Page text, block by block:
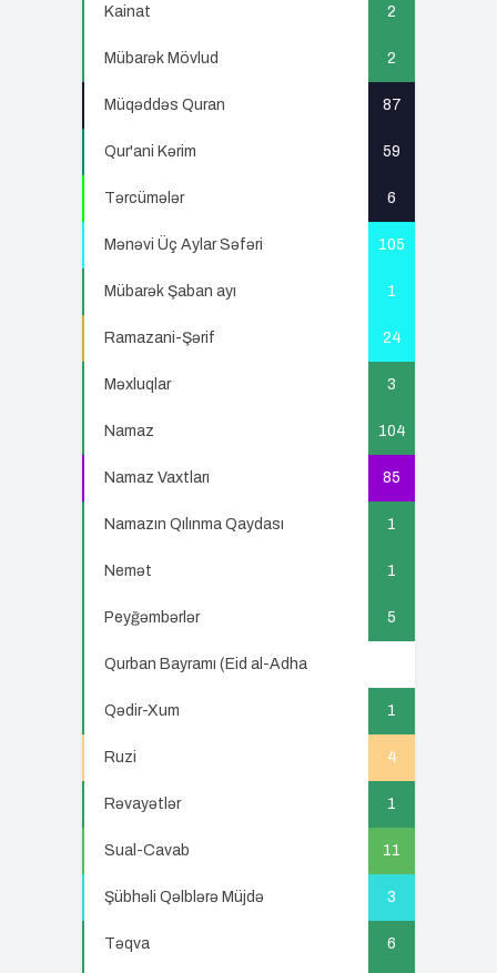
Kainat 2
Mübarək Mövlud 2
Müqəddəs Quran 87
Qur'ani Kərim 59
Tərcümələr 6
Mənəvi Üç Aylar Səfəri 105
Mübarək Şaban ayı 1
Ramazani-Şərif 24
Məxluqlar 3
Namaz 104
Namaz Vaxtları 85
Namazın Qılınma Qaydası 1
Nemət 1
Peyğəmbərlər 5
Qurban Bayramı (Eid al-Adha
Qədir-Xum 1
Ruzi 4
Rəvayətlər 1
Sual-Cavab 11
Şübhəli Qəlblərə Müjdə 3
Təqva 6